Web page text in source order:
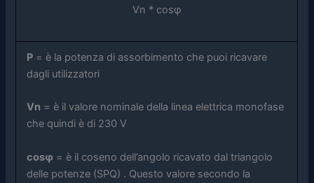
Vn * cosφ
P = è la potenza di assorbimento che puoi ricavare
dagli utilizzatori
Vn = è il valore nominale della linea elettrica monofase
che quindi è di 230 V
cosφ = è il coseno dell’angolo ricavato dal triangolo
delle potenze (SPQ) . Questo valore secondo la